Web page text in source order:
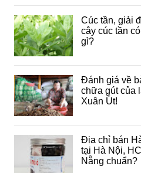
Cúc tần, giải
cây cúc tần
gì?
Đánh giá về
chữa gút của
Xuân Út!
Địa chỉ bán
tại Hà Nội,
Nẵng chuẩn?